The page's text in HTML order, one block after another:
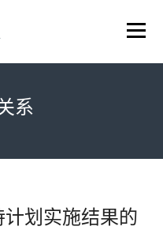
系
划实施结果的